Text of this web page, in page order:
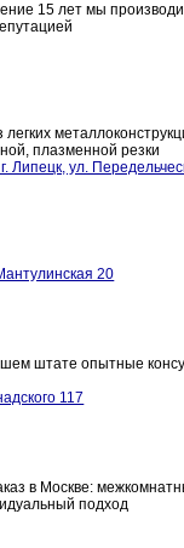
15 лет мы
плазменной резки
Липецк, ул.
20
штате опытные
117
в Москве:
подход